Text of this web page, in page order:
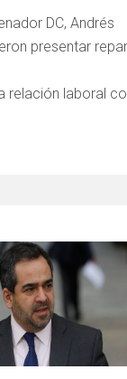
DC, Andrés
presentar
relación laboral